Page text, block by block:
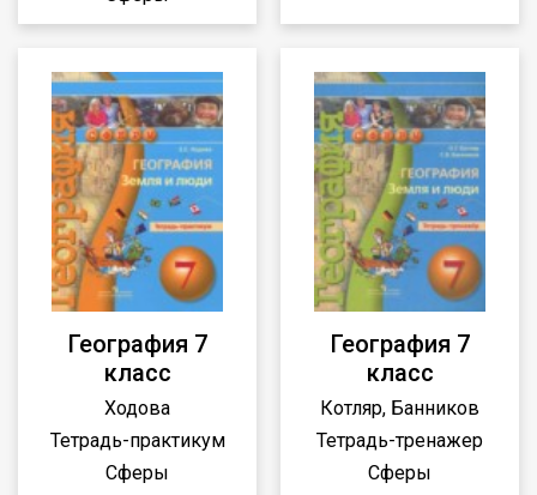
География 7
класс
Ходова
Тетрадь-практикум
Сферы
География 7
класс
Котляр, Банников
Тетрадь-тренажер
Сферы